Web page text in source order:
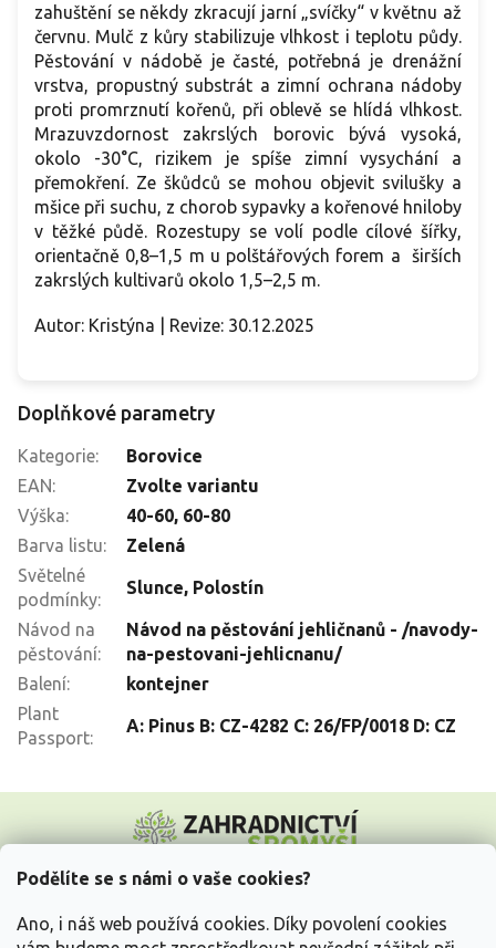
Podělíte se s námi o vaše cookies?
Ano, i náš web používá cookies. Díky povolení cookies
zahuštění se někdy zkracují jarní „svíčky“ v květnu až
červnu. Mulč z kůry stabilizuje vlhkost i teplotu půdy.
Pěstování v nádobě je časté, potřebná je drenážní
vrstva, propustný substrát a zimní ochrana nádoby
proti promrznutí kořenů, při oblevě se hlídá vlhkost.
Mrazuvzdornost zakrslých borovic bývá vysoká,
okolo -30°C, rizikem je spíše zimní vysychání a
přemokření. Ze škůdců se mohou objevit svilušky a
mšice při suchu, z chorob sypavky a kořenové hniloby
v těžké půdě. Rozestupy se volí podle cílové šířky,
orientačně 0,8–1,5 m u polštářových forem a širších
zakrslých kultivarů okolo 1,5–2,5 m.
Autor: Kristýna | Revize: 30.12.2025
Doplňkové parametry
Kategorie:
Borovice
EAN:
Zvolte variantu
Výška: 40-60, 60-80
Barva listu:
Zelená
Světelné
podmínky:
Slunce, Polostín
Návod na
pěstování:
Návod na pěstování jehličnanů - /navody-
na-pestovani-jehlicnanu/
Balení:
kontejner
Plant
Passport:
A: Pinus B: CZ-4282 C: 26/FP/0018 D: CZ
p
Vše o nákupu